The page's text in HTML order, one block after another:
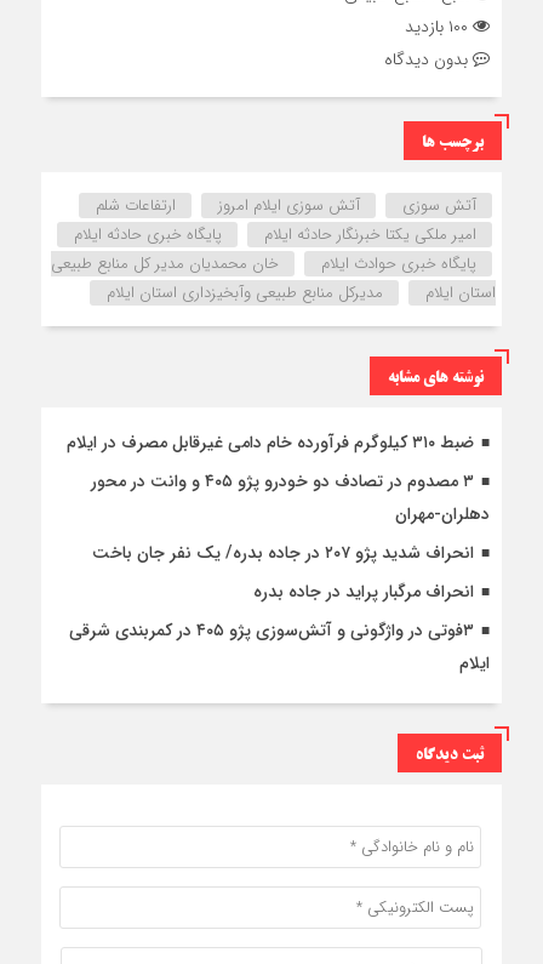
بدون دیدگاه
برچسب ها
آتش سوزی آتش سوزی ایلام امروز
ارتفاعات شلم
امیر ملکی یکتا خبرنگار حادثه ایلام
پایگاه خبری حادثه ایلام
پایگاه خبری حوادث ایلام
خان محمدیان مدیر کل منابع طبیعی
استان ایلام
مدیرکل منابع طبیعی وآبخیزداری استان ایلام
نوشته های مشابه
ضبط ۳۱۰ کیلوگرم فرآورده خام دامی غیرقابل مصرف در ایلام
۳ مصدوم در تصادف دو خودرو پژو ۴۰۵ و وانت در محور
دهلران-مهران
انحراف شدید پژو ۲۰۷ در جاده بدره/ یک نفر جان باخت
انحراف مرگبار پراید در جاده بدره
۳فوتی در واژگونی و آتش‌سوزی پژو ۴۰۵ در کمربندی شرقی
ایلام
ثبت دیدگاه